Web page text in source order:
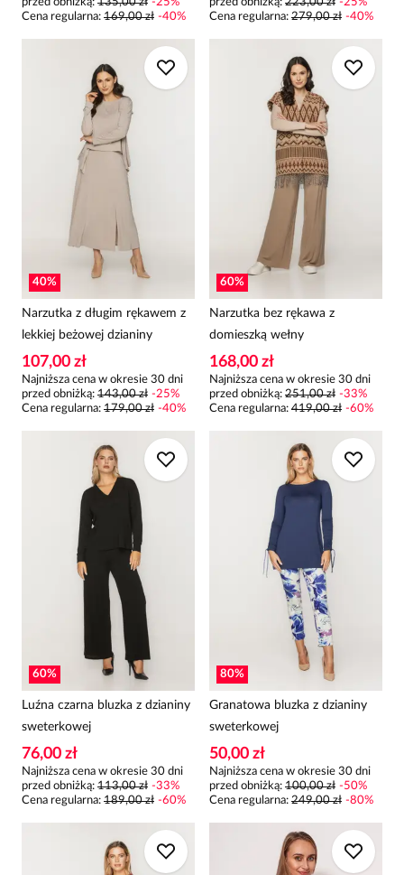
Cena regularna: 169,00 zł -40%
Cena regularna: 279,00 zł -40%
40%
Narzutka z długim rękawem z
lekkiej beżowej dzianiny
107,00 zł
Najniższa cena w okresie 30 dni
przed obniżką: 143,00 zł -25%
Cena regularna: 179,00 zł -40%
60%
Narzutka bez rękawa z
domieszką wełny
168,00 zł
Najniższa cena w okresie 30 dni
przed obniżką: 251,00 zł -33%
Cena regularna: 419,00 zł -60%
60%
Luźna czarna bluzka z dzianiny
sweterkowej
76,00 zł
Najniższa cena w okresie 30 dni
przed obniżką: 113,00 zł -33%
Cena regularna: 189,00 zł -60%
80%
Granatowa bluzka z dzianiny
sweterkowej
50,00 zł
Najniższa cena w okresie 30 dni
przed obniżką: 100,00 zł -50%
Cena regularna: 249,00 zł -80%